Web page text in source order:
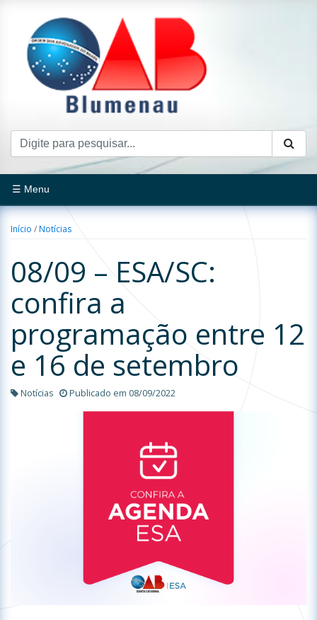
☰ Menu
Início /Notícias
08/09 – ESA/SC:
confira a
programação entre 12
e 16 de setembro
Notícias Publicado em 08/09/2022